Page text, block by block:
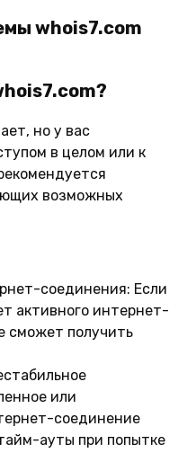
whois7.com
но у вас
в целом или к
возможных
соединения: Если
активного интернет-
сможет получить
или
соединение
ауты при попытке